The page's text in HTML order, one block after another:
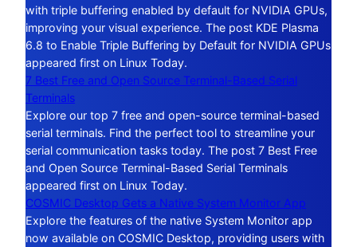
with triple buffering enabled by default for NVIDIA GPUs,
improving your visual experience. The post KDE Plasma
6.8 to Enable Triple Buffering by Default for NVIDIA GPUs
appeared first on Linux Today.
7 Best Free and Open Source Terminal-Based Serial
Terminals
Explore our top 7 free and open-source terminal-based
serial terminals. Find the perfect tool to streamline your
serial communication tasks today. The post 7 Best Free
and Open Source Terminal-Based Serial Terminals
appeared first on Linux Today.
COSMIC Desktop Gets a Native System Monitor App
Explore the features of the native System Monitor app
now available on COSMIC Desktop, providing users with